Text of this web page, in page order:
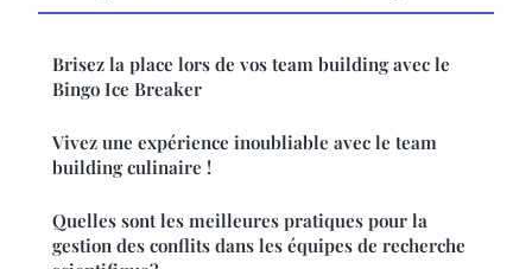
Brisez la place lors de vos team building avec le
Bingo Ice Breaker
Vivez une expérience inoubliable avec le team
building culinaire !
Quelles sont les meilleures pratiques pour la
gestion des conflits dans les équipes de recherche